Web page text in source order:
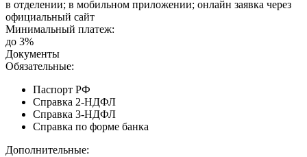
в отделении; в мобильном приложении; онлайн заявка через
официальный сайт
Минимальный платеж:
до 3%
Документы
Обязательные:
Паспорт РФ
Справка 2-НДФЛ
Справка 3-НДФЛ
Справка по форме банка
Дополнительные: